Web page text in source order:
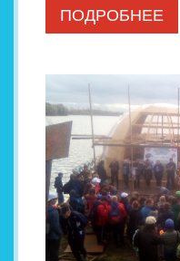
ПОДРОБНЕЕ